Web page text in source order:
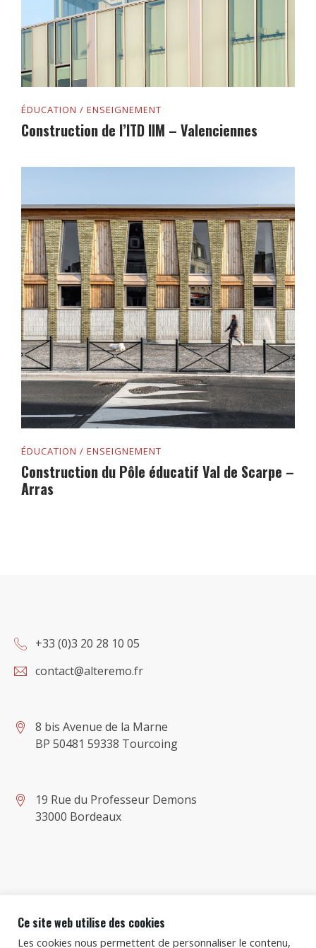
ÉDUCATION / ENSEIGNEMENT
Construction de l’ITD IIM – Valenciennes
ÉDUCATION / ENSEIGNEMENT
Construction du Pôle éducatif Val de Scarpe –
Arras
+33 (0)3 20 28 10 05
contact@alteremo.fr
8 bis Avenue de la Marne
BP 50481 59338 Tourcoing
19 Rue du Professeur Demons
33000 Bordeaux
Ce site web utilise des cookies
Les cookies nous permettent de personnaliser le contenu,